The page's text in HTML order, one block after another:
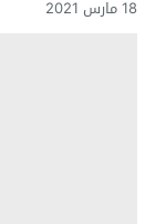
18 مارس 2021